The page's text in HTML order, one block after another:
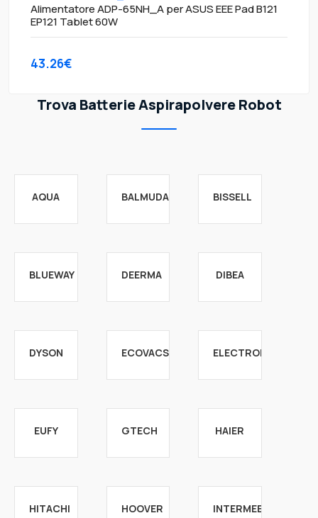
Alimentatore ADP-65NH_A per ASUS EEE Pad B121
EP121 Tablet 60W
43.26€
Trova Batterie Aspirapolvere Robot
AQUA BALMUDA BISSELL
BLUEWAY DEERMA DIBEA
DYSON ECOVACS ELECTROLUX
EUFY GTECH HAIER
HITACHI HOOVER INTERMEE